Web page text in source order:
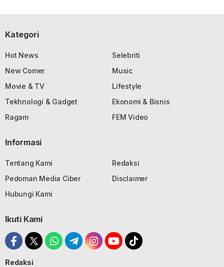
Kategori
Hot News
Selebriti
New Comer
Music
Movie & TV
Lifestyle
Tekhnologi & Gadget
Ekonomi & Bisnis
Ragam
FEM Video
Informasi
Tentang Kami
Redaksi
Pedoman Media Ciber
Disclaimer
Hubungi Kami
Ikuti Kami
Redaksi